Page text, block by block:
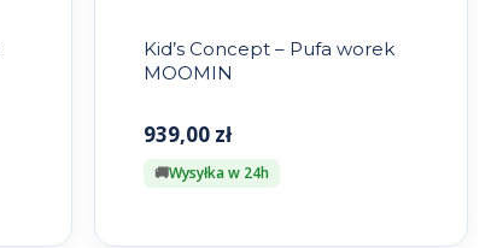
Kid’s Concept – Pufa worek
MOOMIN
939,00 zł
Wysyłka w 24h